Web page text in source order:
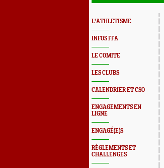
L'ATHLETISME
INFOS FFA
LE COMITE
LES CLUBS
CALENDRIER ET CSO
ENGAGEMENTS EN
LIGNE
ENGAGÉ(E)S
RÈGLEMENTS ET
CHALLENGES